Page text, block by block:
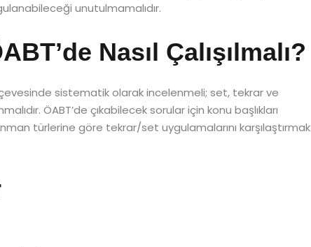
unutulmamalıdır.
Nasıl Çalışılmalı?
sistematik olarak incelenmeli; set, tekrar ve
ÖABT’de çıkabilecek sorular için konu başlıkları
türlerine göre tekrar/set uygulamalarını karşılaştırmak